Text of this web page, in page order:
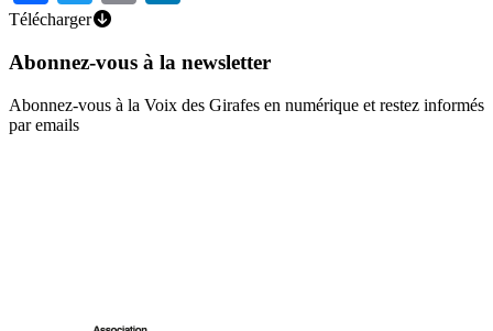
Télécharger
Abonnez-vous à la newsletter
Abonnez-vous à la Voix des Girafes en numérique et restez informés
par emails